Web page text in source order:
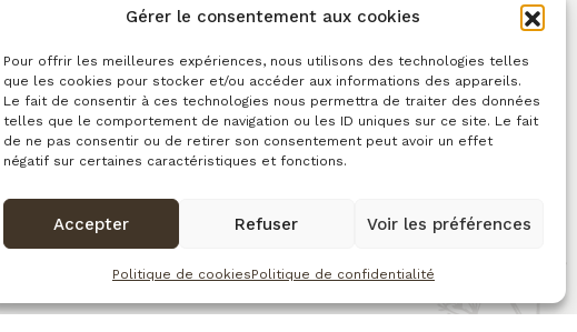
Gérer le consentement aux cookies
Pour offrir les meilleures expériences, nous utilisons des technologies telles
que les cookies pour stocker et/ou accéder aux informations des appareils.
Le fait de consentir à ces technologies nous permettra de traiter des données
telles que le comportement de navigation ou les ID uniques sur ce site. Le fait
de ne pas consentir ou de retirer son consentement peut avoir un effet
négatif sur certaines caractéristiques et fonctions.
Accepter Refuser Voir les préférences
Politique de cookiesPolitique de confidentialité
Spa d’Astrée
de la Forge
de l’École
de la Cascade
de la Cascade
d’Astrée
de Clairefontaine